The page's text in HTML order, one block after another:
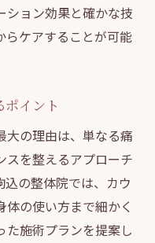
ション効果と確かな技
らケアすることが可能
イント
大の理由は、単なる痛
スを整えるアプローチ
の整体院では、カウ
の使い方まで細かく
た施術プランを提案し